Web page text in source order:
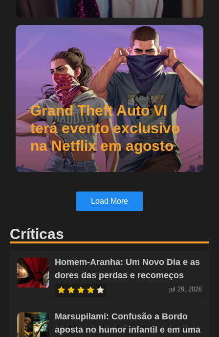
Grand Theft Auto VI
terá evento exclusivo
na Netflix em agosto
Load More
Críticas
Homem-Aranha: Um Novo Dia e as
dores das perdas e recomeços
jul 29, 2026
Marsupilami: Confusão a Bordo
aposta no humor infantil e em uma